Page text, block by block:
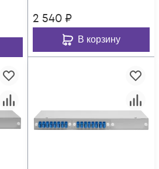
2 540 ₽
В корзину